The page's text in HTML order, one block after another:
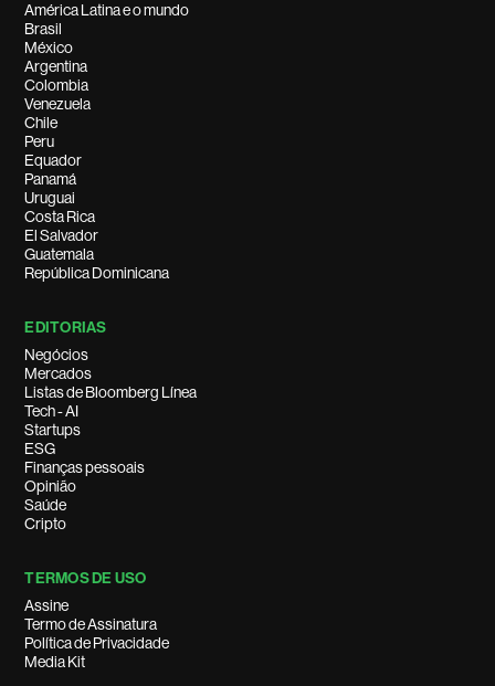
América Latina e o mundo
Brasil
México
Argentina
Colombia
Venezuela
Chile
Peru
Equador
Panamá
Uruguai
Costa Rica
El Salvador
Guatemala
República Dominicana
EDITORIAS
Negócios
Mercados
Listas de Bloomberg Línea
Tech - AI
Startups
ESG
Finanças pessoais
Opinião
Saúde
Cripto
TERMOS DE USO
Assine
Termo de Assinatura
Política de Privacidade
Media Kit